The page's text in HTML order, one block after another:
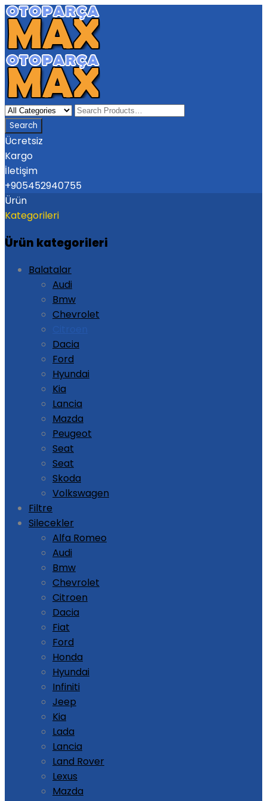
Ücretsiz
Kargo
İletişim
+905452940755
Ürün
Kategorileri
Ürün kategorileri
Balatalar
Audi
Bmw
Chevrolet
Dacia
Ford
Hyundai
Kia
Lancia
Mazda
Peugeot
Seat
Seat
Skoda
Volkswagen
Filtre
Silecekler
Alfa Romeo
Audi
Bmw
Chevrolet
Citroen
Dacia
Fiat
Ford
Honda
Hyundai
Infiniti
Jeep
Kia
Lada
Lancia
Land Rover
Lexus
Mazda